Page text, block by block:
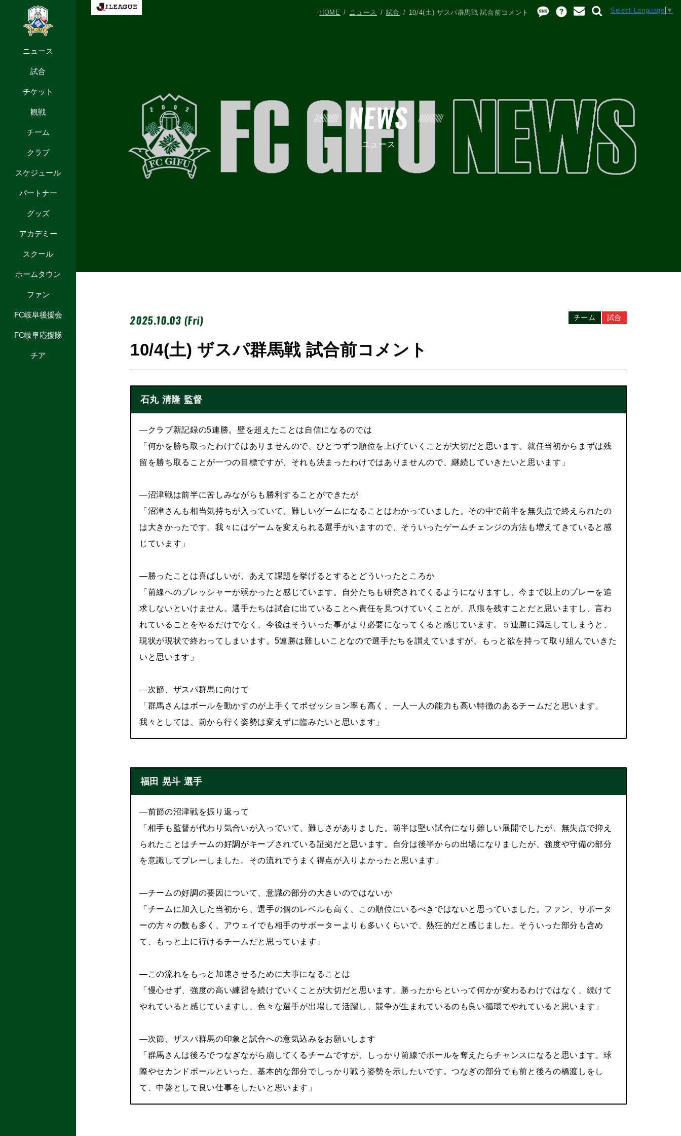
ニュース
試合
チケット
観戦
チーム
クラブ
スケジュール
パートナー
グッズ
アカデミー
スクール
ホームタウン
ファン
FC岐阜後援会
FC岐阜応援隊
チア
Select Language ▼
NEWS
ニュース
HOME ニュース 試合 10/4(土) ザスパ群馬戦 試合前コメント
2025.10.03 (Fri) 試合
チーム
10/4(土) ザスパ群馬戦 試合前コメント
石丸 清隆 監督
―クラブ新記録の5連勝。壁を超えたことは自信になるのでは
「何かを勝ち取ったわけではありませんので、ひとつずつ順位を上げていくことが大切だと思います。就任当初からまずは残
留を勝ち取ることが一つの目標ですが、それも決まったわけではありませんので、継続していきたいと思います」
―沼津戦は前半に苦しみながらも勝利することができたが
「沼津さんも相当気持ちが入っていて、難しいゲームになることはわかっていました。その中で前半を無失点で終えられたの
は大きかったです。我々にはゲームを変えられる選手がいますので、そういったゲームチェンジの方法も増えてきていると感
じています」
―勝ったことは喜ばしいが、あえて課題を挙げるとするとどういったところか
「前線へのプレッシャーが弱かったと感じています。自分たちも研究されてくるようになりますし、今まで以上のプレーを追
求しないといけません。選手たちは試合に出ていることへ責任を見つけていくことが、爪痕を残すことだと思いますし、言わ
れていることをやるだけでなく、今後はそういった事がより必要になってくると感じています。５連勝に満足してしまうと、
現状が現状で終わってしまいます。5連勝は難しいことなので選手たちを讃えていますが、もっと欲を持って取り組んでいきた
いと思います」
―次節、ザスパ群馬に向けて
「群馬さんはボールを動かすのが上手くてポゼッション率も高く、一人一人の能力も高い特徴のあるチームだと思います。
我々としては、前から行く姿勢は変えずに臨みたいと思います」
福田 晃斗 選手
―前節の沼津戦を振り返って
「相手も監督が代わり気合いが入っていて、難しさがありました。前半は堅い試合になり難しい展開でしたが、無失点で抑え
られたことはチームの好調がキープされている証拠だと思います。自分は後半からの出場になりましたが、強度や守備の部分
を意識してプレーしました。その流れでうまく得点が入りよかったと思います」
―チームの好調の要因について、意識の部分の大きいのではないか
「チームに加入した当初から、選手の個のレベルも高く、この順位にいるべきではないと思っていました。ファン、サポータ
ーの方々の数も多く、アウェイでも相手のサポーターよりも多いくらいで、熱狂的だと感じました。そういった部分も含め
て、もっと上に行けるチームだと思っています」
―この流れをもっと加速させるために大事になることは
「慢心せず、強度の高い練習を続けていくことが大切だと思います。勝ったからといって何かが変わるわけではなく、続けて
やれていると感じていますし、色々な選手が出場して活躍し、競争が生まれているのも良い循環でやれていると思います」
―次節、ザスパ群馬の印象と試合への意気込みをお願いします
「群馬さんは後ろでつなぎながら崩してくるチームですが、しっかり前線でボールを奪えたらチャンスになると思います。球
際やセカンドボールといった、基本的な部分でしっかり戦う姿勢を示したいです。つなぎの部分でも前と後ろの橋渡しをし
て、中盤として良い仕事をしたいと思います」